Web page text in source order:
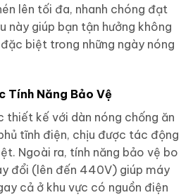
lên tối đa, nhanh chóng đạt
này giúp bạn tận hưởng không
biệt trong những ngày nóng
Tính Năng Bảo Vệ
thiết kế với dàn nóng chống ăn
tĩnh điện, chịu được tác động
Ngoài ra, tính năng bảo vệ bo
đổi (lên đến 440V) giúp máy
cả ở khu vực có nguồn điện